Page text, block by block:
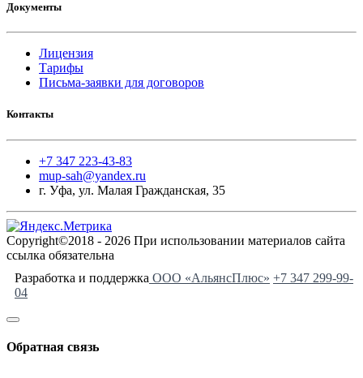
Документы
Лицензия
Тарифы
Письма-заявки для договоров
Контакты
+7 347 223-43-83
mup-sah@yandex.ru
г. Уфа, ул. Малая Гражданская, 35
Copyright©2018 - 2026 При использовании материалов сайта
ссылка обязательна
Разработка и поддержка ООО «АльянсПлюс» +7 347 299-99-
04
Обратная связь